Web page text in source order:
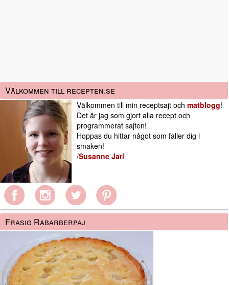
Välkommen till recepten.se
Välkommen till min receptsajt och matblogg!
Det är jag som gjort alla recept och
programmerat sajten!
Hoppas du hittar något som faller dig i
smaken!
/Susanne Jarl
Frasig Rabarberpaj